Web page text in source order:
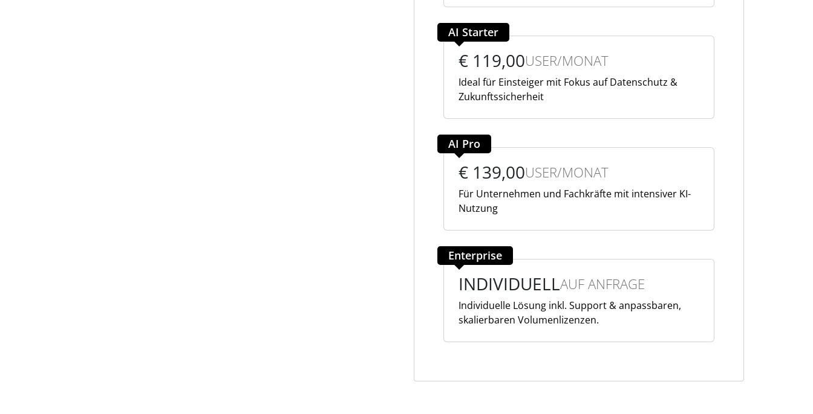
AI Starter
€ 119,00USER/MONAT
Ideal für Einsteiger mit Fokus auf Datenschutz &
Zukunftssicherheit
AI Pro
€ 139,00USER/MONAT
Für Unternehmen und Fachkräfte mit intensiver KI-
Nutzung
Enterprise
INDIVIDUELLAUF ANFRAGE
Individuelle Lösung inkl. Support & anpassbaren,
skalierbaren Volumenlizenzen.